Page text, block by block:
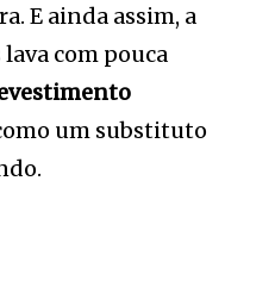
E ainda assim, a
com pouca
um substituto